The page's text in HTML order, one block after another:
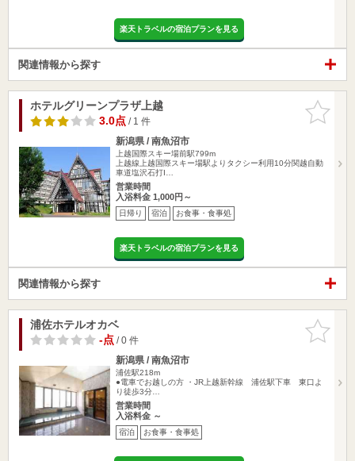
楽天トラベルの宿泊プランを見る
関連情報から探す
お気に入
りに追加
ホテルグリーンプラザ上越
3.0点/ 1 件
新潟県 / 南魚沼市
上越国際スキー場前駅799m
上越線上越国際スキー場駅よりタクシー利用10分関越自動
車道塩沢石打I…
営業時間
入浴料金 1,000円～
日帰り 宿泊 お食事・食事処
楽天トラベルの宿泊プランを見る
関連情報から探す
お気に入
りに追加
浦佐ホテルオカベ
-点/ 0 件
新潟県 / 南魚沼市
浦佐駅218m
●電車でお越しの方 ・JR上越新幹線 浦佐駅下車 東口よ
り徒歩3分…
営業時間
入浴料金 ～
宿泊 お食事・食事処